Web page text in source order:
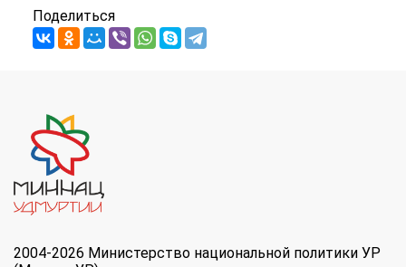
Поделиться
2004-2026 Министерство национальной политики УР